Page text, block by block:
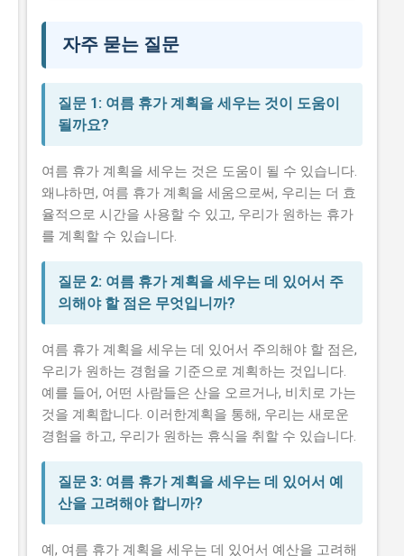
자주 묻는 질문
질문 1: 여름 휴가 계획을 세우는 것이 도움이
될까요?
여름 휴가 계획을 세우는 것은 도움이 될 수 있습니다.
왜냐하면, 여름 휴가 계획을 세움으로써, 우리는 더 효
율적으로 시간을 사용할 수 있고, 우리가 원하는 휴가
를 계획할 수 있습니다.
질문 2: 여름 휴가 계획을 세우는 데 있어서 주
의해야 할 점은 무엇입니까?
여름 휴가 계획을 세우는 데 있어서 주의해야 할 점은,
우리가 원하는 경험을 기준으로 계획하는 것입니다.
예를 들어, 어떤 사람들은 산을 오르거나, 비치로 가는
것을 계획합니다. 이러한계획을 통해, 우리는 새로운
경험을 하고, 우리가 원하는 휴식을 취할 수 있습니다.
질문 3: 여름 휴가 계획을 세우는 데 있어서 예
산을 고려해야 합니까?
예, 여름 휴가 계획을 세우는 데 있어서 예산을 고려해